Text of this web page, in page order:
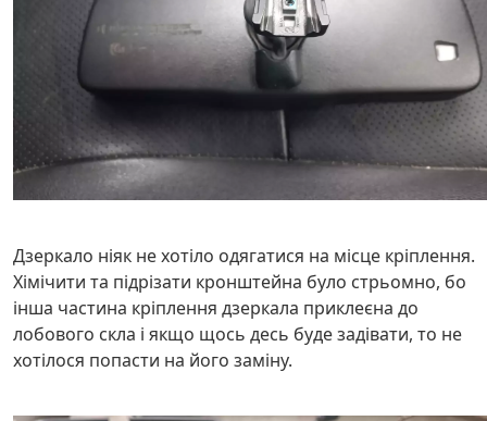
Дзеркало ніяк не хотіло одягатися на місце кріплення.
Хімічити та підрізати кронштейна було стрьомно, бо
інша частина кріплення дзеркала приклеєна до
лобового скла і якщо щось десь буде задівати, то не
хотілося попасти на його заміну.